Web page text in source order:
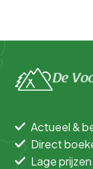
De
Actueel &
Direct
Lage prijzen